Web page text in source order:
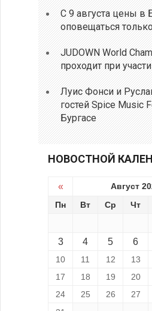
С 9 августа цены в
оповещаться
JUDOWN World
проходит при
Луис Фонси и
гостей Spice Music
Бургасе
НОВОСТНОЙ
« Август
Пн Вт Ср Чт
3 4 5 6
10
11 12 13
17
18 19 20
24
25 26 27